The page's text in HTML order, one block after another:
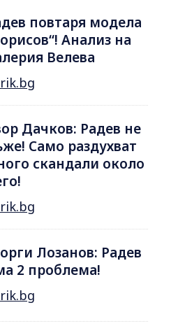
повтаря модела
Анализ на
Велева
Дачков: Радев не
Само раздухват
скандали около
Лозанов: Радев
2 проблема!